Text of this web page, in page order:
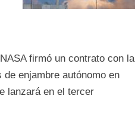
firmó un contrato con la
enjambre autónomo en
lanzará en el tercer